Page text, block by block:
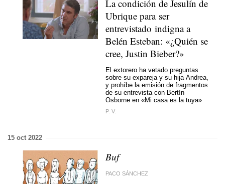
La condición de Jesulín de
Ubrique para ser
entrevistado indigna a
Belén Esteban: «¿Quién se
cree, Justin Bieber?»
El extorero ha vetado preguntas
sobre su expareja y su hija Andrea,
y prohíbe la emisión de fragmentos
de su entrevista con Bertín
Osborne en «Mi casa es la tuya»
P. V.
15 oct 2022
Buf
PACO SÁNCHEZ